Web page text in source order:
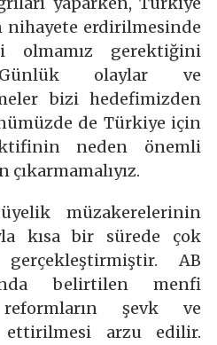
nihayete erdirilmesinde
olmamız gerektiğini
Günlük olaylar ve
bizi hedefimizden
de Türkiye için
neden önemli
çıkarmamalıyız.
müzakerelerinin
kısa bir sürede çok
AB
belirtilen menfi
şevk ve
ettirilmesi arzu edilir.